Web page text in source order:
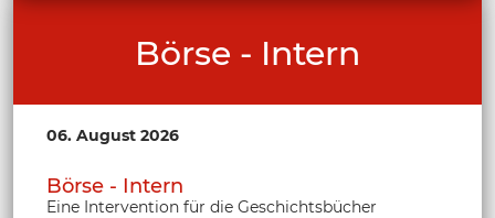
Börse - Intern
06. August 2026
Börse - Intern
Eine Intervention für die Geschichtsbücher